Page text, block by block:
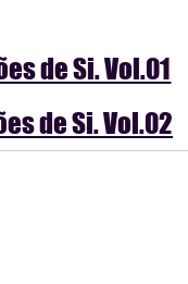
de Si. Vol.01
de Si. Vol.02